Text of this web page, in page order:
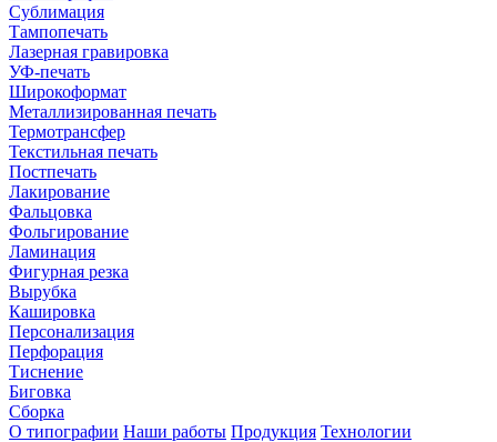
Сублимация
Тампопечать
Лазерная гравировка
УФ-печать
Широкоформат
Металлизированная печать
Термотрансфер
Текстильная печать
Постпечать
Лакирование
Фальцовка
Фольгирование
Ламинация
Фигурная резка
Вырубка
Кашировка
Персонализация
Перфорация
Тиснение
Биговка
Сборка
О типографии Наши работы Продукция Технологии